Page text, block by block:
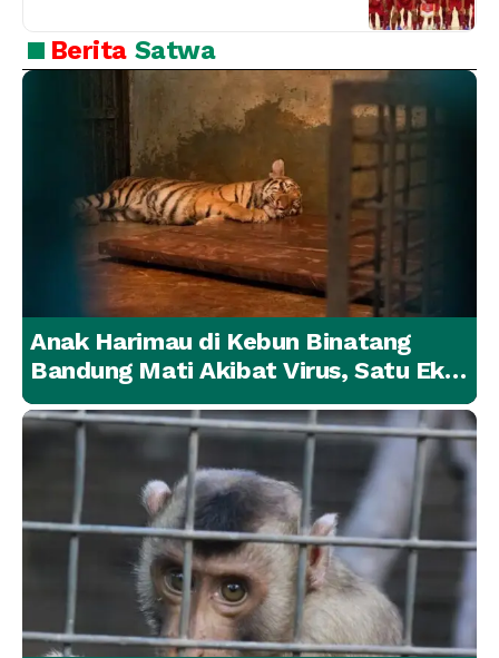
Berita Satwa
Anak Harimau di Kebun Binatang
Bandung Mati Akibat Virus, Satu Ekor
Lainnya Berangsur Membaik